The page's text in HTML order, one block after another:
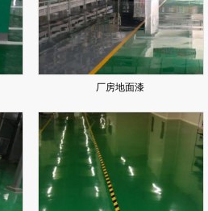
厂房地面漆